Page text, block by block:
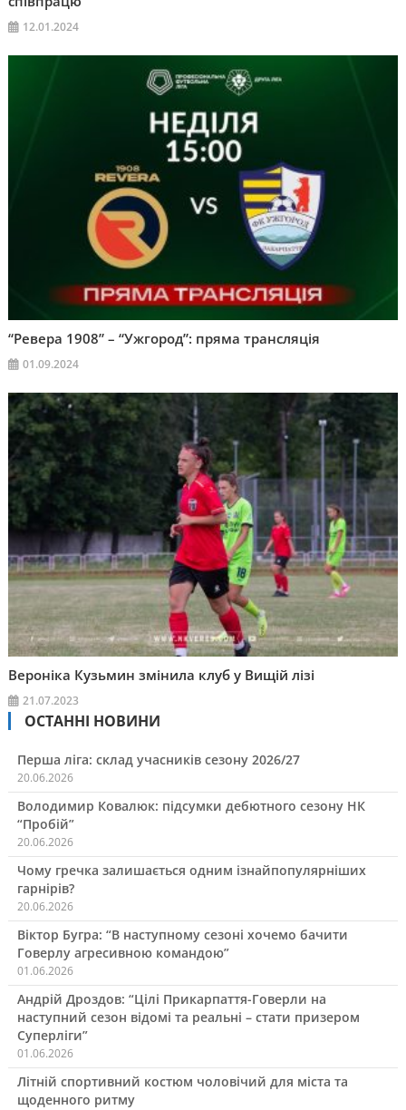
12.01.2024
“Ревера 1908” – “Ужгород”: пряма трансляція
01.09.2024
Вероніка Кузьмин змінила клуб у Вищій лізі
21.07.2023
ОСТАННІ НОВИНИ
Перша ліга: склад учасників сезону 2026/27
20.06.2026
Володимир Ковалюк: підсумки дебютного сезону НК
“Пробій”
20.06.2026
Чому гречка залишається одним ізнайпопулярніших
гарнірів?
20.06.2026
Віктор Бугра: “В наступному сезоні хочемо бачити
Говерлу агресивною командою”
01.06.2026
Андрій Дроздов: “Цілі Прикарпаття-Говерли на
наступний сезон відомі та реальні – стати призером
Суперліги”
01.06.2026
Літній спортивний костюм чоловічий для міста та
щоденного ритму